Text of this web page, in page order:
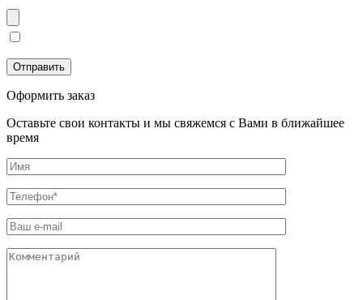
Оформить заказ
Оставьте свои контакты и мы свяжемся с Вами в ближайшее
время